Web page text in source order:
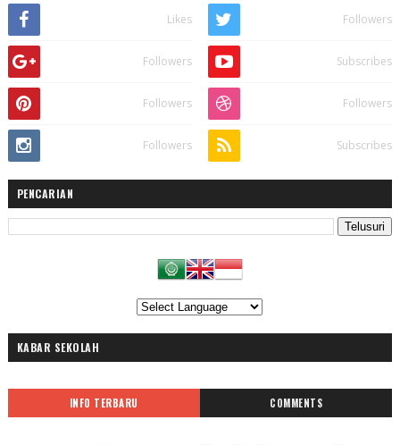
Likes Followers
Followers Subscribes
Followers Followers
Followers Subscribes
PENCARIAN
KABAR SEKOLAH
INFO TERBARU COMMENTS